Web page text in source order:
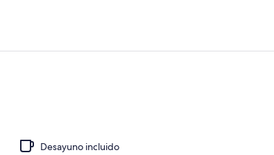
Desayuno incluido